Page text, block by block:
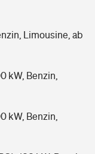
Limousine, ab
kW, Benzin,
kW, Benzin,